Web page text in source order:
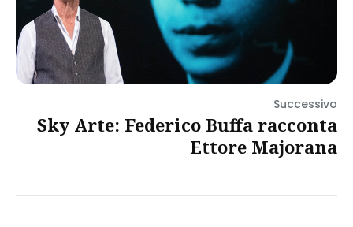
Successivo
Sky Arte: Federico Buffa racconta
Ettore Majorana